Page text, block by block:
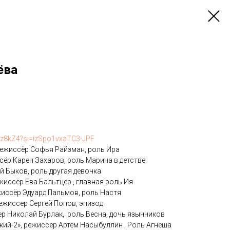
JPF
Софья Райзман, роль Ира
Карен Захаров, роль Марина в детстве
Быков, роль другая девочка
Ева Бальтцер , главная роль Ия
Эдуард Пальмов, роль Настя
Сергей Попов, эпизод
Николай Бурлак, роль Весна, дочь язычников
2», режиссер Артём Насыбуллин , Роль Агнеша